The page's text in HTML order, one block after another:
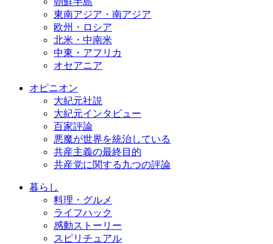
東南アジア・南アジア
欧州・ロシア
北米・中南米
中東・アフリカ
オセアニア
オピニオン
大紀元社説
大紀元インタビュー
百家評論
悪魔が世界を統治している
共産主義の最終目的
共産党に関する九つの評論
暮らし
料理・グルメ
ライフハック
感動ストーリー
スピリチュアル